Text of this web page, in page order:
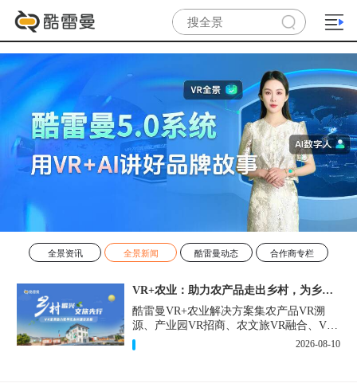
全景资讯 全景新闻 酷雷曼动态 合作商专栏
VR+农业：助力农产品走出乡村，为乡村振兴注入新活力
酷雷曼VR+农业解决方案集农产品VR溯
源、产业园VR招商、农文旅VR融合、VR
科普馆等为一体，为农业数字化落地提供
轻量化、高性价比的解决方案。
2026-08-10